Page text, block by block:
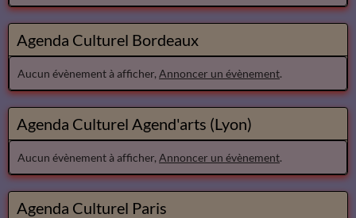
Agenda Culturel Bordeaux
Aucun évènement à afficher, Annoncer un évènement.
Agenda Culturel Agend'arts (Lyon)
Aucun évènement à afficher, Annoncer un évènement.
Agenda Culturel Paris